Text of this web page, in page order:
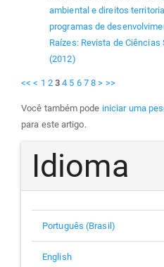
ambiental e direitos
programas de
Raízes: Revista de
(2012)
<< < 1 2 3 4 5 6 7 8 > >>
Você também pode iniciar uma
para este artigo.
Idioma
Português (Brasil)
English